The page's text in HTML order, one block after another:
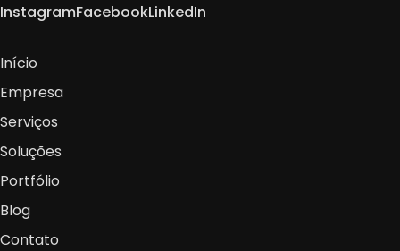
InstagramFacebookLinkedIn
Início
Empresa
Serviços
Soluções
Portfólio
Blog
Contato